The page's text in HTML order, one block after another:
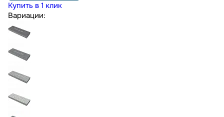
Купить в 1 клик
Вариации: